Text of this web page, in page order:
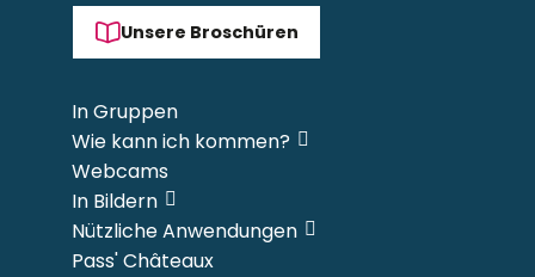
Unsere Broschüren
In Gruppen
Wie kann ich kommen?
Webcams
In Bildern
Nützliche Anwendungen
Pass' Châteaux